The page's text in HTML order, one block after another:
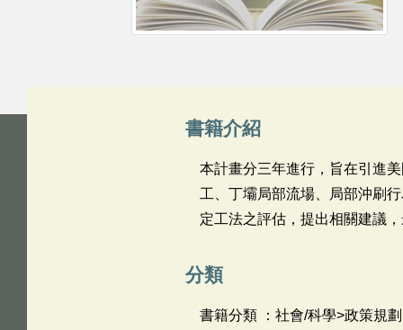
書籍介紹
本計畫分三年進行，旨在引進
工、丁壩局部流場、局部沖刷
定工法之評估，提出相關建議
分類
書籍分類 ：社會/科學>政策規劃